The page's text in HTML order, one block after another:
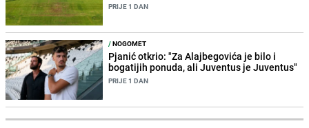
PRIJE 1 DAN
/NOGOMET
Pjanić otkrio: "Za Alajbegovića je bilo i
bogatijih ponuda, ali Juventus je Juventus"
PRIJE 1 DAN